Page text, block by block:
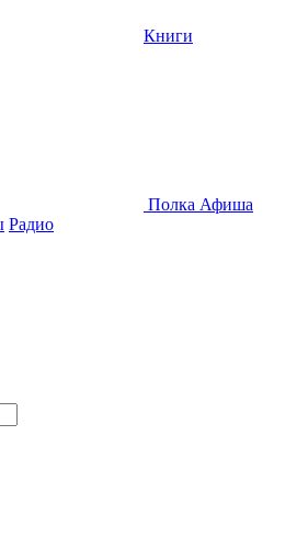
Книги
Полка Афиша
Радио